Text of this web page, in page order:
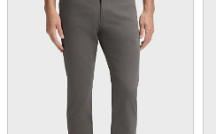
Menşei:
5DY150562178070.18